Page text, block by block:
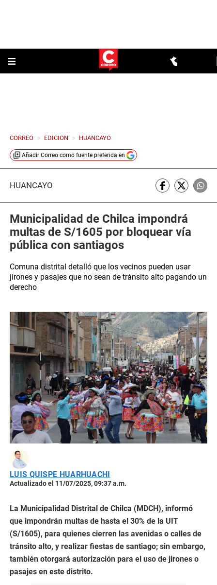
CORREO > EDICION > HUANCAYO
Añadir Correo como fuente preferida en
HUANCAYO
Municipalidad de Chilca impondrá
multas de S/1605 por bloquear vía
pública con santiagos
Comuna distrital detalló que los vecinos pueden usar
jirones y pasajes que no sean de tránsito alto pagando un
derecho
LUIS QUISPE HUARHUACHI
Actualizado el 11/07/2025, 09:37 a.m.
La Municipalidad Distrital de Chilca (MDCH), informó
que impondrán multas de hasta el 30% de la UIT
(S/1605), para quienes cierren las avenidas o calles de
tránsito alto, y realizar fiestas de santiago; sin embargo,
también otorgará autorización para el uso de jirones o
pasajes en este distrito.